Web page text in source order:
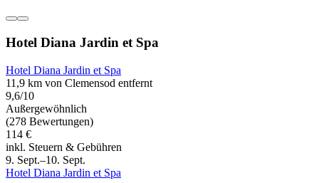
Hotel Diana Jardin et Spa
Hotel Diana Jardin et Spa
11,9 km von Clemensod entfernt
9,6/10
Außergewöhnlich
(278 Bewertungen)
114 €
inkl. Steuern & Gebühren
9. Sept.–10. Sept.
Hotel Diana Jardin et Spa